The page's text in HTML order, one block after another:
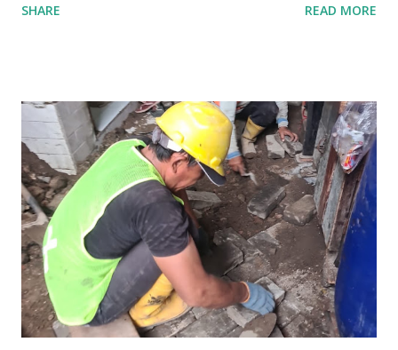
ini dipimpin Ketua Pansus, Imam Syafii, dan dihadiri oleh
Pemerintah Provinsi Jawa Timur, yang dinilai masih
menimbulkan sejumlah pertanyaan, khususnya terkait
ketentuan konsideran dan penyusunan pasal-pasal dalam
Raperda tersebut. Dalam forum tersebut, sejumlah anggota
Pansus menyampaikan pandangan dan masukan agar naskah
akhir Raperda dapat disempurnakan sesuai ketentuan
peraturan perundang-undangan yang berlaku. Anggota
Pansus, dr. Zuhrotul Mar'ah, menilai perlu adanya
penyempurnaan materi muatan dengan tetap mengacu pada
regulasi terbaru. Ia me...
SHARE READ MORE